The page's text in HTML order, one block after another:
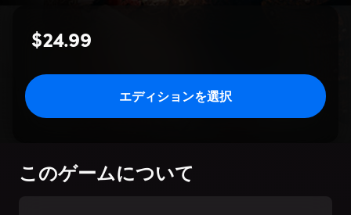
$24.99
エディションを選択
このゲームについて